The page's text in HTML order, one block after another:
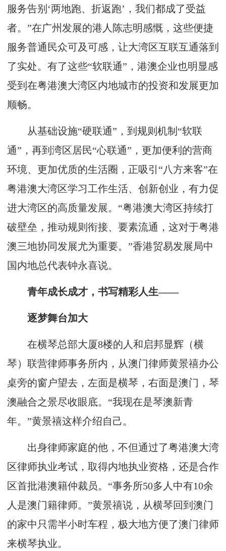
服务告别‘两地跑、折返跑’，我们都成了受益
者。”在广州发展的港人陈志明感慨，这些便捷
服务普通民众可及可感，让大湾区互联互通落到
了实处。有了这些“软联通”，港澳企业也明显感
受到在粤港澳大湾区内地城市的投资和发展更加
顺畅。
从基础设施“硬联通”，到规则机制“软联
通”，再到湾区居民“心联通”，更加便利的营商
环境、更加优质的生活圈，正吸引“八方来客”在
粤港澳大湾区学习工作生活、创新创业，有力促
进大湾区的高质量发展。“粤港澳大湾区持续打
破壁垒，推动规则衔接、要素流通，这对于粤港
澳三地协同发展尤为重要。”香港贸易发展局中
国内地总代表钟永喜说。
青年成长成才，书写精彩人生——
逐梦舞台加大
在横琴总部大厦8楼的人和启邦显辉（横
琴）联营律师事务所内，从澳门律师黄景禧办公
桌旁的窗户望去，左面是横琴，右面是澳门，琴
澳融合之景尽收眼底。“我现在是琴澳新青
年。”黄景禧这样介绍自己。
出身律师家庭的他，不但通过了粤港澳大湾
区律师执业考试，取得内地执业资格，还是合作
区首批港澳籍仲裁员。“事务所50多人中有10余
人是澳门籍律师。”黄景禧说，从横琴回到澳门
的家中只需半小时车程，极大地方便了澳门律师
来横琴执业。